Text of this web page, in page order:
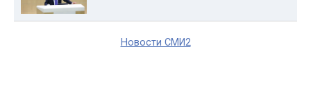
Новости СМИ2